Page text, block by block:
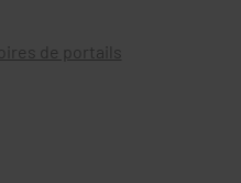
de portails